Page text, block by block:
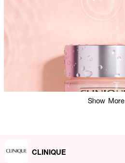
Show More
CLINIQUE